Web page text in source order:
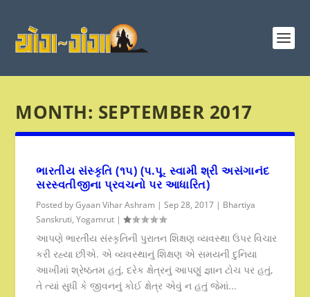
MONTH: SEPTEMBER 2017
ભારતીય સંસ્કૃતિ (૧૫) (પ.પૂ. સ્વામી શ્રી અસંગાનંદ
સરસ્વતીજીના પ્રવચનો પર આધારિત)
Posted byGyaan Vihar Ashram |Sep 28, 2017 | Bhartiya
Sanskruti,Yogamrut |
આપણે ભારતીય સંસ્કૃતિની પુરાતન શિક્ષણ વ્યવસ્થા ઉપર વિચાર
કરી રહ્યા છીએ. એ વ્યવસ્થાનું શિક્ષણ એ સમયની દુનિયા
આખીમાં શ્રેષ્ઠતમ હતું, દરેક ક્ષેત્રનું આપણું જ્ઞાન ટોચ પર હતું,
તે ત્યાં સુધી કે જીવનનું કોઈ ક્ષેત્ર એવું ન હતું જેમાં...